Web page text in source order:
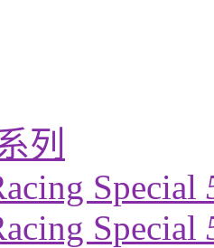
列
Special
Special